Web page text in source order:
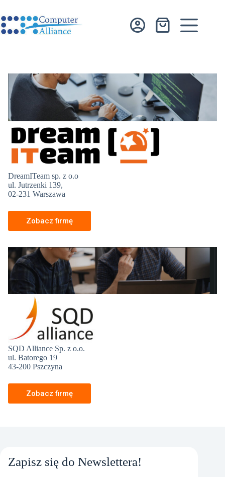
treści
Koszyk
DreamITeam sp. z o.o
ul. Jutrzenki 139,
02-231 Warszawa
Zobacz firmę
SQD Alliance Sp. z o.o.
ul. Batorego 19
43-200 Pszczyna
Zobacz firmę
Zapisz się do Newslettera!